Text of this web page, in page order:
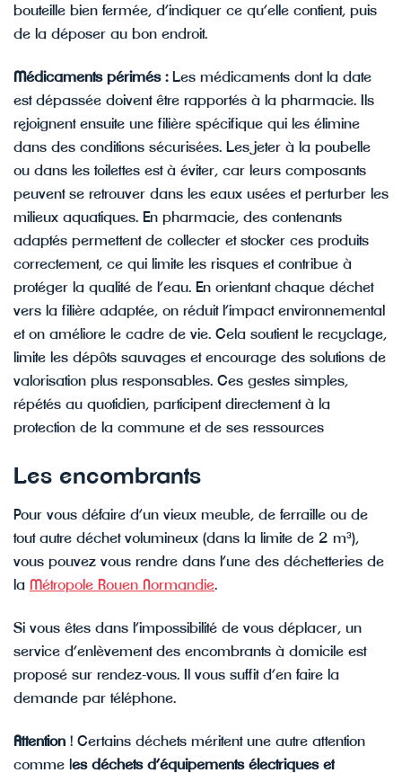
bouteille bien fermée, d’indiquer ce qu’elle contient, puis
de la déposer au bon endroit.
Médicaments périmés : Les médicaments dont la date
est dépassée doivent être rapportés à la pharmacie. Ils
rejoignent ensuite une filière spécifique qui les élimine
dans des conditions sécurisées. Les jeter à la poubelle
ou dans les toilettes est à éviter, car leurs composants
peuvent se retrouver dans les eaux usées et perturber les
milieux aquatiques. En pharmacie, des contenants
adaptés permettent de collecter et stocker ces produits
correctement, ce qui limite les risques et contribue à
protéger la qualité de l’eau. En orientant chaque déchet
vers la filière adaptée, on réduit l’impact environnemental
et on améliore le cadre de vie. Cela soutient le recyclage,
limite les dépôts sauvages et encourage des solutions de
valorisation plus responsables. Ces gestes simples,
répétés au quotidien, participent directement à la
protection de la commune et de ses ressources
Les encombrants
Pour vous défaire d’un vieux meuble, de ferraille ou de
tout autre déchet volumineux (dans la limite de 2 m³),
vous pouvez vous rendre dans l’une des déchetteries de
la Métropole Rouen Normandie.
Si vous êtes dans l’impossibilité de vous déplacer, un
service d’enlèvement des encombrants à domicile est
proposé sur rendez-vous. Il vous suffit d’en faire la
demande par téléphone.
Attention ! Certains déchets méritent une autre attention
comme l es déchets d’équipements électriques et